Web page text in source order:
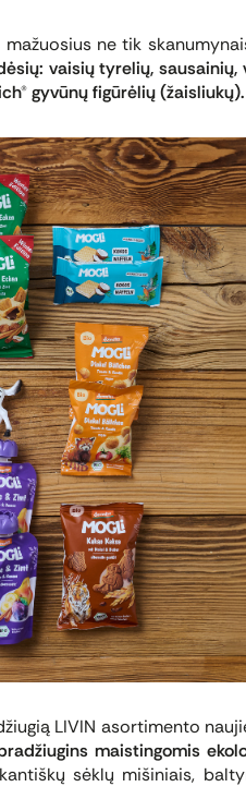
mažuosius ne tik
vaisių tyrelių, sausainių,
gyvūnų figūrėlių (žaisliukų).
LIVIN asortimento
maistingomis
sėklų mišiniais,